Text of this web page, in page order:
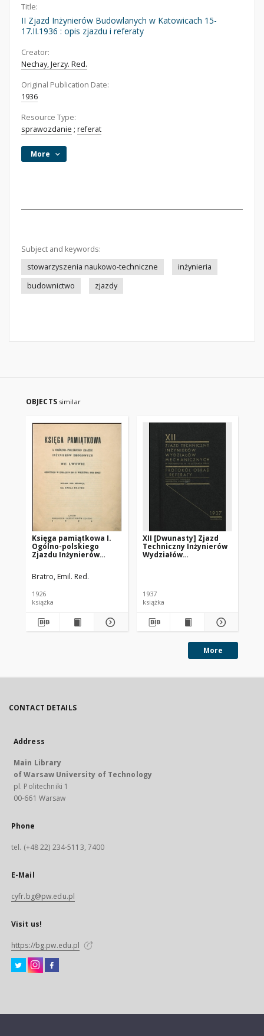
Title:
II Zjazd Inżynierów Budowlanych w Katowicach 15-
17.II.1936 : opis zjazdu i referaty
Creator:
Nechay, Jerzy. Red.
Original Publication Date:
1936
Resource Type:
sprawozdanie ; referat
More
Subject and keywords:
stowarzyszenia naukowo-techniczne
inżynieria
budownictwo
zjazdy
OBJECTS similar
Księga pamiątkowa I.
Ogólno-polskiego
Zjazdu Inżynierów
odbytego w dniach 9 do
11 września 1926 roku
Bratro, Emil. Red.
1926
książka
XII [Dwunasty] Zjazd
Techniczny Inżynierów
Wydziałów
referaty
1937
książka
More
CONTACT DETAILS
Address
Main Library
of Warsaw University of Technology
pl. Politechniki 1
00-661 Warsaw
Phone
tel. (+48 22) 234-5113, 7400
E-Mail
cyfr.bg@pw.edu.pl
Visit us!
https://bg.pw.edu.pl